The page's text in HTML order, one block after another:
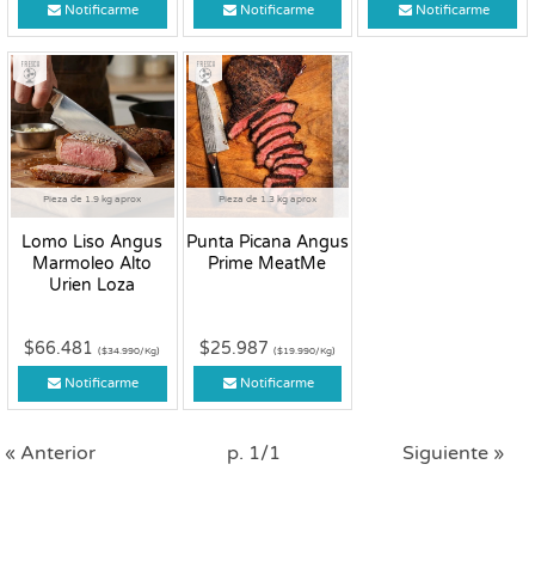
Notificarme Notificarme Notificarme
Pieza de 1.9 kg aprox
Lomo Liso Angus
Marmoleo Alto
Urien Loza
Fresco
$66.481($34.990/Kg)
Notificarme
Pieza de 1.3 kg aprox
Punta Picana Angus
Prime MeatMe
Fresco
$25.987 ($19.990/Kg)
Notificarme
« Anterior p. 1/1 Siguiente »